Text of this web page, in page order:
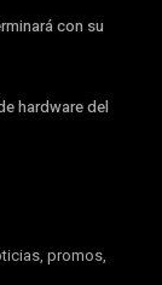
con su
hardware del
promos,